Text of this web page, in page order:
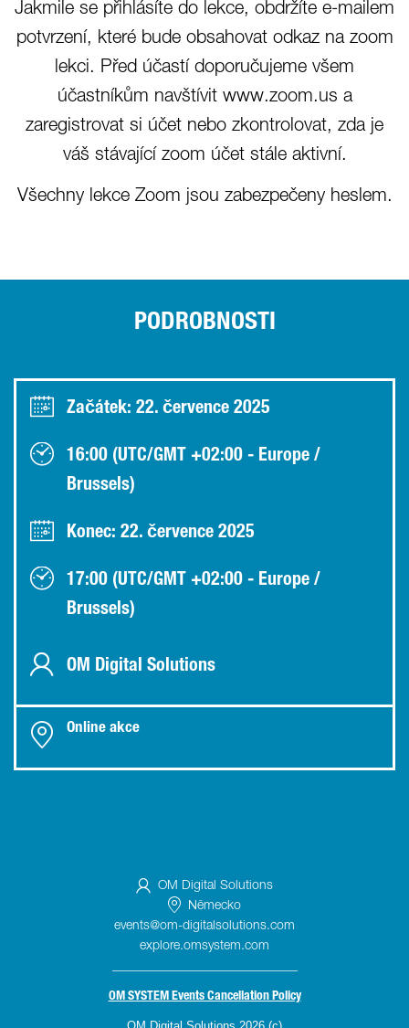
Jakmile se přihlásíte do lekce, obdržíte e-mailem
potvrzení, které bude obsahovat odkaz na zoom
lekci. Před účastí doporučujeme všem
účastníkům navštívit www.zoom.us a
zaregistrovat si účet nebo zkontrolovat, zda je
váš stávající zoom účet stále aktivní.
Všechny lekce Zoom jsou zabezpečeny heslem.
PODROBNOSTI
Začátek: 22. července 2025
16:00 (UTC/GMT +02:00 - Europe /
Brussels)
Konec: 22. července 2025
17:00 (UTC/GMT +02:00 - Europe /
Brussels)
OM Digital Solutions
Online akce
OM Digital Solutions
Německo
events@om-digitalsolutions.com
explore.omsystem.com
OM SYSTEM Events Cancellation Policy